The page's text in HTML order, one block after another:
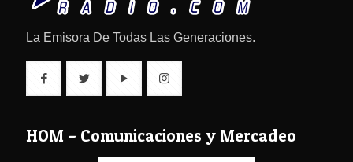
La Emisora De Todas Las Generaciones.
HOM – Comunicaciones y Mercadeo